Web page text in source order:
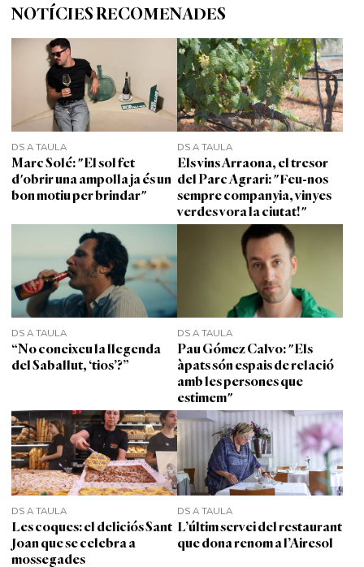
NOTÍCIES RECOMENADES
DS A TAULA
Marc Solé: "El sol fet
d'obrir una ampolla ja és un
bon motiu per brindar"
DS A TAULA
Els vins Arraona, el tresor
del Parc Agrari: "Feu-nos
sempre companyia, vinyes
verdes vora la ciutat!"
DS A TAULA
“No coneixeu la llegenda
del Saballut, ‘tios’?”
DS A TAULA
Pau Gómez Calvo: "Els
àpats són espais de relació
amb les persones que
estimem"
DS A TAULA
Les coques: el deliciós Sant
Joan que se celebra a
mossegades
DS A TAULA
L’últim servei del restaurant
que dona renom a l’Airesol